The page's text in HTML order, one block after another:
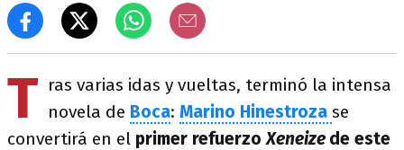
T ras varias idas y vueltas, terminó la intensa
novela de Boca: Marino Hinestroza se
convertirá en el primer refuerzoXeneize de este